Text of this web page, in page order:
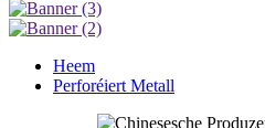
Heem
Perforéiert Metall